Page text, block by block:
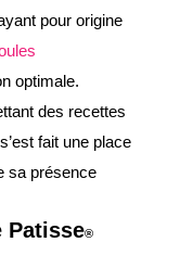
pour origine
optimale.
des recettes
fait une place
sa présence
Patisse®